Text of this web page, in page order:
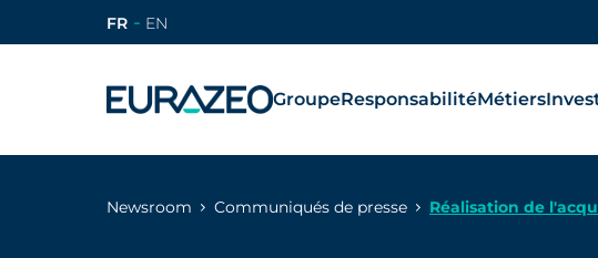
FR EN
GroupeResponsabilitéMétiers
Newsroom Communiqués de presse Réalisation de